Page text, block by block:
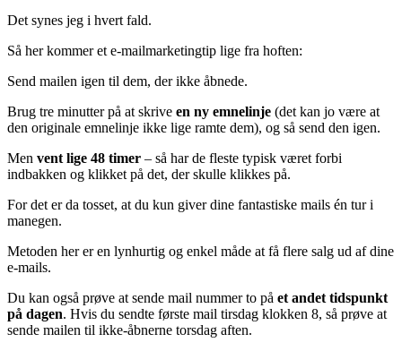
Det synes jeg i hvert fald.
Så her kommer et e-mailmarketingtip lige fra hoften:
Send mailen igen til dem, der ikke åbnede.
Brug tre minutter på at skrive en ny emnelinje (det kan jo være at
den originale emnelinje ikke lige ramte dem), og så send den igen.
Men vent lige 48 timer – så har de fleste typisk været forbi
indbakken og klikket på det, der skulle klikkes på.
For det er da tosset, at du kun giver dine fantastiske mails én tur i
manegen.
Metoden her er en lynhurtig og enkel måde at få flere salg ud af dine
e-mails.
Du kan også prøve at sende mail nummer to på et andet tidspunkt
på dagen. Hvis du sendte første mail tirsdag klokken 8, så prøve at
sende mailen til ikke-åbnerne torsdag aften.